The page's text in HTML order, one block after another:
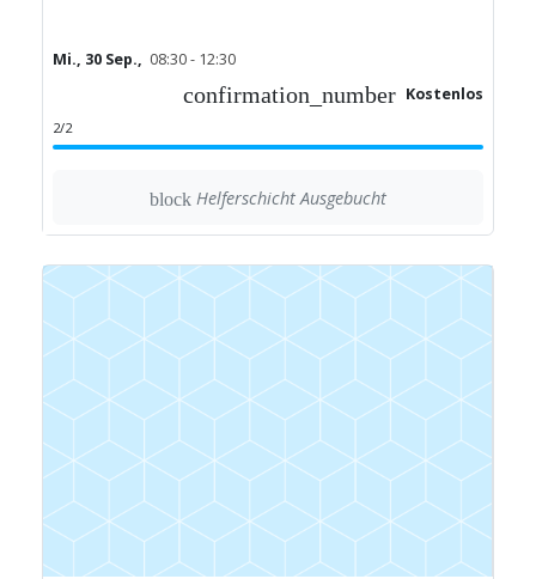
Mi., 30 Sep., 08:30 - 12:30
confirmation_number Kostenlos
2/2
block Helferschicht Ausgebucht